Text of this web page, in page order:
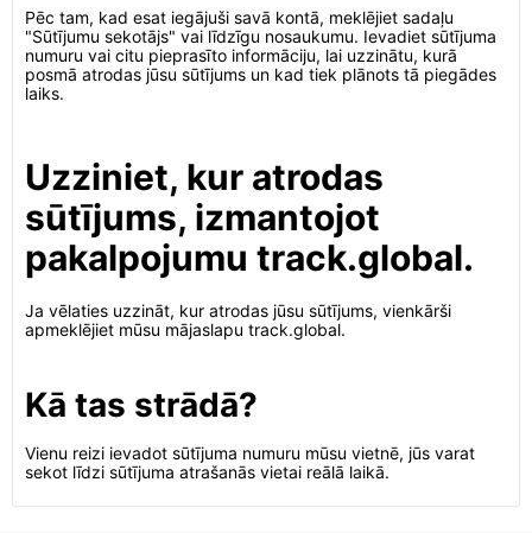
Pēc tam, kad esat iegājuši savā kontā, meklējiet sadaļu
"Sūtījumu sekotājs" vai līdzīgu nosaukumu. Ievadiet sūtījuma
numuru vai citu pieprasīto informāciju, lai uzzinātu, kurā
posmā atrodas jūsu sūtījums un kad tiek plānots tā piegādes
laiks.
Uzziniet, kur atrodas
sūtījums, izmantojot
pakalpojumu track.global.
Ja vēlaties uzzināt, kur atrodas jūsu sūtījums, vienkārši
apmeklējiet mūsu mājaslapu track.global.
Kā tas strādā?
Vienu reizi ievadot sūtījuma numuru mūsu vietnē, jūs varat
sekot līdzi sūtījuma atrašanās vietai reālā laikā.